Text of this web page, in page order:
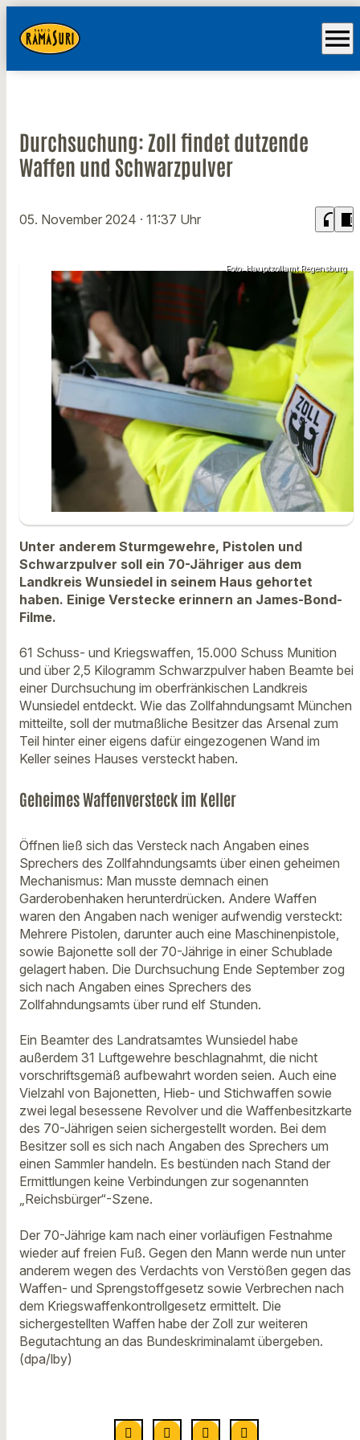
menu
Durchsuchung: Zoll findet dutzende
Waffen und Schwarzpulver
05. November 2024 · 11:37 Uhr headphones chrome_reader_mode
Foto: Hauptzollamt Regensburg
Unter anderem Sturmgewehre, Pistolen und
Schwarzpulver soll ein 70-Jähriger aus dem
Landkreis Wunsiedel in seinem Haus gehortet
haben. Einige Verstecke erinnern an James-Bond-
Filme.
61 Schuss- und Kriegswaffen, 15.000 Schuss Munition
und über 2,5 Kilogramm Schwarzpulver haben Beamte bei
einer Durchsuchung im oberfränkischen Landkreis
Wunsiedel entdeckt. Wie das Zollfahndungsamt München
mitteilte, soll der mutmaßliche Besitzer das Arsenal zum
Teil hinter einer eigens dafür eingezogenen Wand im
Keller seines Hauses versteckt haben.
Geheimes Waffenversteck im Keller
Öffnen ließ sich das Versteck nach Angaben eines
Sprechers des Zollfahndungsamts über einen geheimen
Mechanismus: Man musste demnach einen
Garderobenhaken herunterdrücken. Andere Waffen
waren den Angaben nach weniger aufwendig versteckt:
Mehrere Pistolen, darunter auch eine Maschinenpistole,
sowie Bajonette soll der 70-Jährige in einer Schublade
gelagert haben. Die Durchsuchung Ende September zog
sich nach Angaben eines Sprechers des
Zollfahndungsamts über rund elf Stunden.
Ein Beamter des Landratsamtes Wunsiedel habe
außerdem 31 Luftgewehre beschlagnahmt, die nicht
vorschriftsgemäß aufbewahrt worden seien. Auch eine
Vielzahl von Bajonetten, Hieb- und Stichwaffen sowie
zwei legal besessene Revolver und die Waffenbesitzkarte
des 70-Jährigen seien sichergestellt worden. Bei dem
Besitzer soll es sich nach Angaben des Sprechers um
einen Sammler handeln. Es bestünden nach Stand der
Ermittlungen keine Verbindungen zur sogenannten
„Reichsbürger“-Szene.
Der 70-Jährige kam nach einer vorläufigen Festnahme
wieder auf freien Fuß. Gegen den Mann werde nun unter
anderem wegen des Verdachts von Verstößen gegen das
Waffen- und Sprengstoffgesetz sowie Verbrechen nach
dem Kriegswaffenkontrollgesetz ermittelt. Die
sichergestellten Waffen habe der Zoll zur weiteren
Begutachtung an das Bundeskriminalamt übergeben.
(dpa/lby)